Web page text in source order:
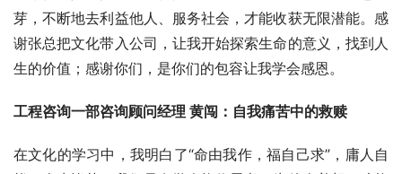
生的价值；感谢你们，是你们的包容让我学会感恩。
工程咨询一部咨询顾问经理 黄闯：自我痛苦中的救赎
在文化的学习中，我明白了“命由我作，福自己求”，庸人自
从繁杂的事物中看清事情的本质。所以，面对内心痛苦，我